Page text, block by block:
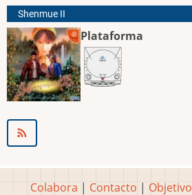
Shenmue II
Plataforma
Colabora | Contacto | Objetivo